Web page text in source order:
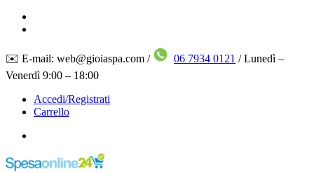
✉️ E-mail: web@gioiaspa.com / 06 7934 0121 / Lunedì –
Venerdì 9:00 – 18:00
Accedi/Registrati
Carrello